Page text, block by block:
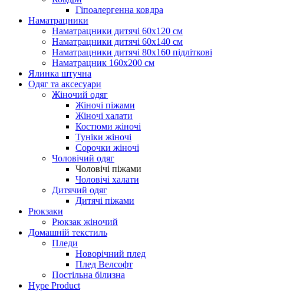
Гіпоалергенна ковдра
Наматрацники
Наматрацники дитячі 60х120 см
Наматрацники дитячі 60х140 см
Наматрацники дитячі 80х160 підліткові
Наматрацник 160х200 см
Ялинка штучна
Одяг та аксесуари
Жіночий одяг
Жіночі піжами
Жіночі халати
Костюми жіночі
Туніки жіночі
Сорочки жіночі
Чоловічий одяг
Чоловічі піжами
Чоловічі халати
Дитячий одяг
Дитячі піжами
Рюкзаки
Рюкзак жіночий
Домашній текстиль
Пледи
Новорічний плед
Плед Велсофт
Постільна білизна
Hype Product